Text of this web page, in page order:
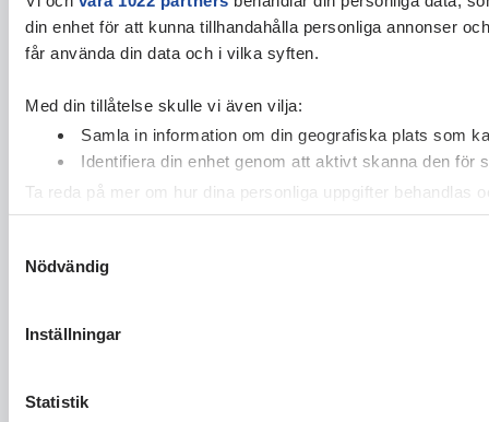
din enhet för att kunna tillhandahålla personliga annonser
får använda din data och i vilka syften.
Med din tillåtelse skulle vi även vilja:
Samla in information om din geografiska plats som
Identifiera din enhet genom att aktivt skanna den för
Ta reda på mer om hur dina personliga uppgifter behandlas
cookie-förklaringen.
Vi använder enhetsidentifierare för att anpassa innehållet
Nödvändig
Inställningar
Statistik